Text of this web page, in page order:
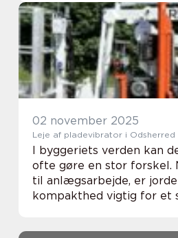
Regnskovens komplekse
02 november 2025
Leje af pladevibrator i Odsherred
I byggeriets verden kan
ofte gøre en stor forskel.
til anlægsarbejde, er
kompakthed vigtig for et